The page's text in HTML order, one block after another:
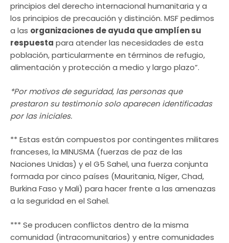
principios del derecho internacional humanitaria y a
los principios de precaución y distinción. MSF pedimos
a las organizaciones de ayuda que amplíen su
respuesta para atender las necesidades de esta
población, particularmente en términos de refugio,
alimentación y protección a medio y largo plazo”.
*Por motivos de seguridad, las personas que
prestaron su testimonio solo aparecen identificadas
por las iniciales.
** Estas están compuestos por contingentes militares
franceses, la MINUSMA (fuerzas de paz de las
Naciones Unidas) y el G5 Sahel, una fuerza conjunta
formada por cinco países (Mauritania, Níger, Chad,
Burkina Faso y Mali) para hacer frente a las amenazas
a la seguridad en el Sahel.
*** Se producen conflictos dentro de la misma
comunidad (intracomunitarios) y entre comunidades